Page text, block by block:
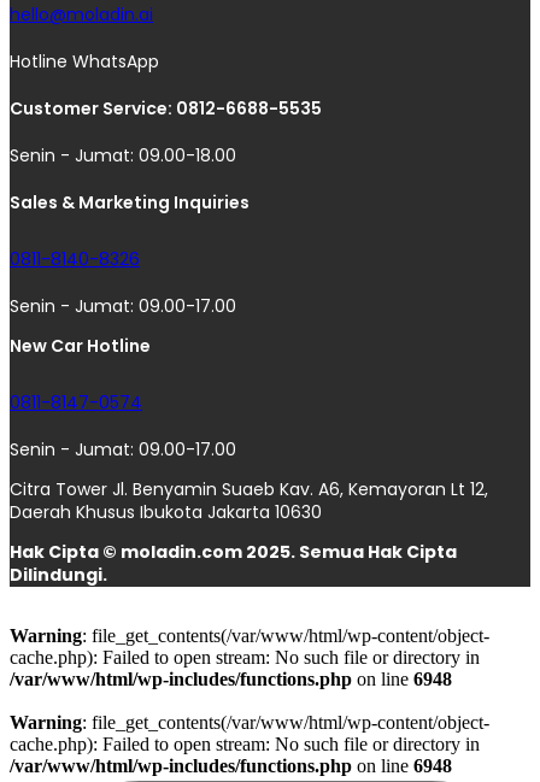
hello@moladin.ai
Hotline WhatsApp
Customer Service: 0812-6688-5535
Senin - Jumat: 09.00-18.00
Sales & Marketing Inquiries
0811-8140-8326
Senin - Jumat: 09.00-17.00
New Car Hotline
0811-8147-0574
Senin - Jumat: 09.00-17.00
Citra Tower Jl. Benyamin Suaeb Kav. A6, Kemayoran Lt 12,
Daerah Khusus Ibukota Jakarta 10630
Hak Cipta © moladin.com 2025. Semua Hak Cipta
Dilindungi.
Warning: file_get_contents(/var/www/html/wp-content/object-
cache.php): Failed to open stream: No such file or directory in
/var/www/html/wp-includes/functions.php on line 6948
Warning: file_get_contents(/var/www/html/wp-content/object-
cache.php): Failed to open stream: No such file or directory in
/var/www/html/wp-includes/functions.php on line 6948